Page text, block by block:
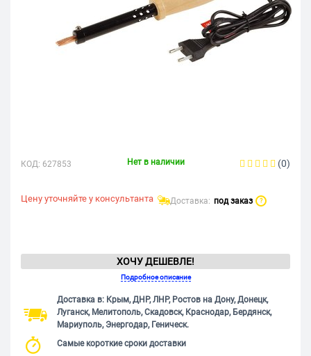
КОД: 627853 Нет в наличии (0)
Цену уточняйте у консультанта Доставка: под заказ ?
ХОЧУ ДЕШЕВЛЕ!
Подробное описание
Доставка в: Крым, ДНР, ЛНР, Ростов на Дону, Донецк,
Луганск, Мелитополь, Скадовск, Краснодар, Бердянск,
Мариуполь, Энергодар, Геническ.
Самые короткие сроки доставки